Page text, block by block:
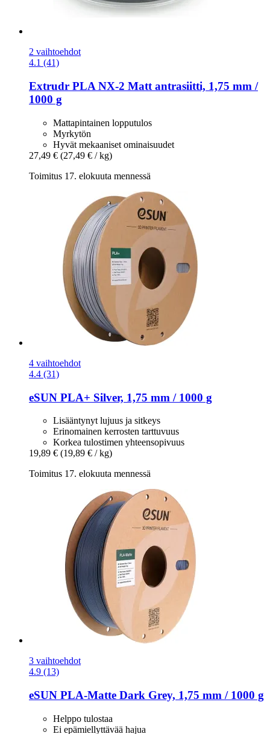
2 vaihtoehdot
4.1 (41)
Extrudr PLA NX-​2 Matt antrasiitti, 1,75 mm /
1000 g
Mattapintainen lopputulos
Myrkytön
Hyvät mekaaniset ominaisuudet
27,49 € (27,49 € / kg)
Toimitus 17. elokuuta mennessä
4 vaihtoehdot
4.4 (31)
eSUN PLA+ Silver, 1,75 mm / 1000 g
Lisääntynyt lujuus ja sitkeys
Erinomainen kerrosten tarttuvuus
Korkea tulostimen yhteensopivuus
19,89 € (19,89 € / kg)
Toimitus 17. elokuuta mennessä
3 vaihtoehdot
4.9 (13)
eSUN PLA-​Matte Dark Grey, 1,75 mm / 1000 g
Helppo tulostaa
Ei epämiellyttävää hajua